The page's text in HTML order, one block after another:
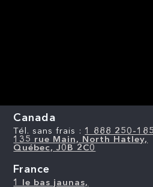
Canada
Tél. sans frais : 1 888 250-
135 rue Main, North Hatley,
Québec, J0B 2C0
France
1 le bas jaunas,